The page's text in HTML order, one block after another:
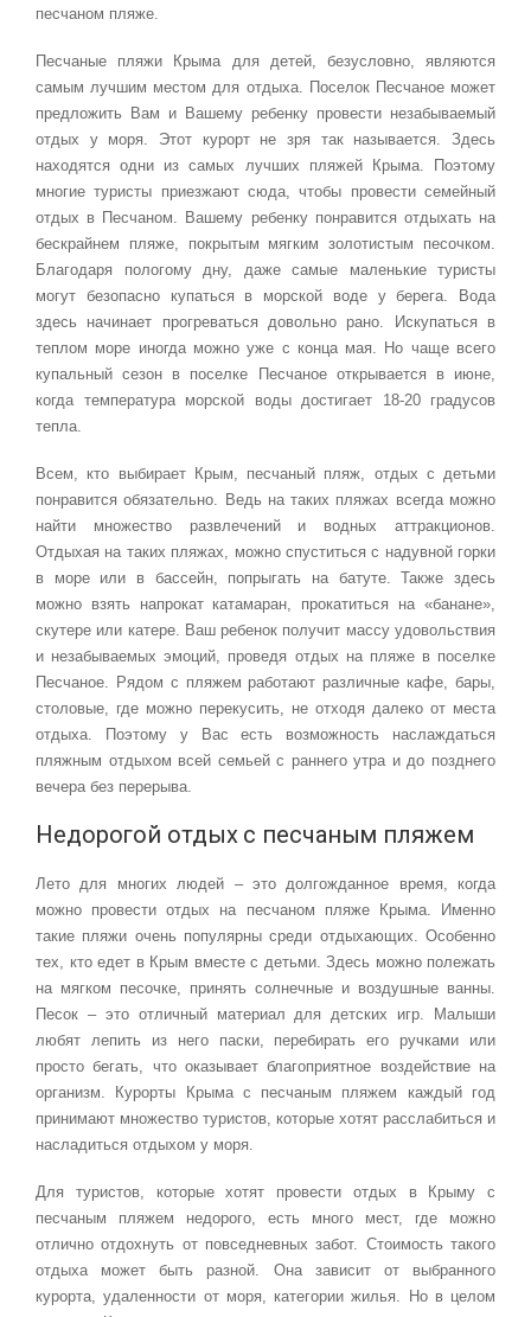
песчаном пляже.
Песчаные пляжи Крыма для детей, безусловно, являются
самым лучшим местом для отдыха. Поселок Песчаное может
предложить Вам и Вашему ребенку провести незабываемый
отдых у моря. Этот курорт не зря так называется. Здесь
находятся одни из самых лучших пляжей Крыма. Поэтому
многие туристы приезжают сюда, чтобы провести семейный
отдых в Песчаном. Вашему ребенку понравится отдыхать на
бескрайнем пляже, покрытым мягким золотистым песочком.
Благодаря пологому дну, даже самые маленькие туристы
могут безопасно купаться в морской воде у берега. Вода
здесь начинает прогреваться довольно рано. Искупаться в
теплом море иногда можно уже с конца мая. Но чаще всего
купальный сезон в поселке Песчаное открывается в июне,
когда температура морской воды достигает 18-20 градусов
тепла.
Всем, кто выбирает Крым, песчаный пляж, отдых с детьми
понравится обязательно. Ведь на таких пляжах всегда можно
найти множество развлечений и водных аттракционов.
Отдыхая на таких пляжах, можно спуститься с надувной горки
в море или в бассейн, попрыгать на батуте. Также здесь
можно взять напрокат катамаран, прокатиться на «банане»,
скутере или катере. Ваш ребенок получит массу удовольствия
и незабываемых эмоций, проведя отдых на пляже в поселке
Песчаное. Рядом с пляжем работают различные кафе, бары,
столовые, где можно перекусить, не отходя далеко от места
отдыха. Поэтому у Вас есть возможность наслаждаться
пляжным отдыхом всей семьей с раннего утра и до позднего
вечера без перерыва.
Недорогой отдых с песчаным пляжем
Лето для многих людей – это долгожданное время, когда
можно провести отдых на песчаном пляже Крыма. Именно
такие пляжи очень популярны среди отдыхающих. Особенно
тех, кто едет в Крым вместе с детьми. Здесь можно полежать
на мягком песочке, принять солнечные и воздушные ванны.
Песок – это отличный материал для детских игр. Малыши
любят лепить из него паски, перебирать его ручками или
просто бегать, что оказывает благоприятное воздействие на
организм. Курорты Крыма с песчаным пляжем каждый год
принимают множество туристов, которые хотят расслабиться и
насладиться отдыхом у моря.
Для туристов, которые хотят провести отдых в Крыму с
песчаным пляжем недорого, есть много мест, где можно
отлично отдохнуть от повседневных забот. Стоимость такого
отдыха может быть разной. Она зависит от выбранного
курорта, удаленности от моря, категории жилья. Но в целом